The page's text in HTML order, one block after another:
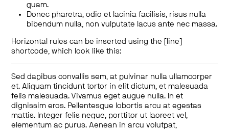
quam.
Donec pharetra, odio et lacinia facilisis, risus nulla
bibendum nulla, non vulputate lacus ante nec massa.
Horizontal rules can be inserted using the [line]
shortcode, which look like this:
Sed dapibus convallis sem, at pulvinar nulla ullamcorper
et. Aliquam tincidunt tortor in elit dictum, et malesuada
felis malesuada. Vivamus eget augue nulla. In et
dignissim eros. Pellentesque lobortis arcu at egestas
mattis. Integer felis neque, porttitor ut laoreet vel,
elementum ac purus. Aenean in arcu volutpat,